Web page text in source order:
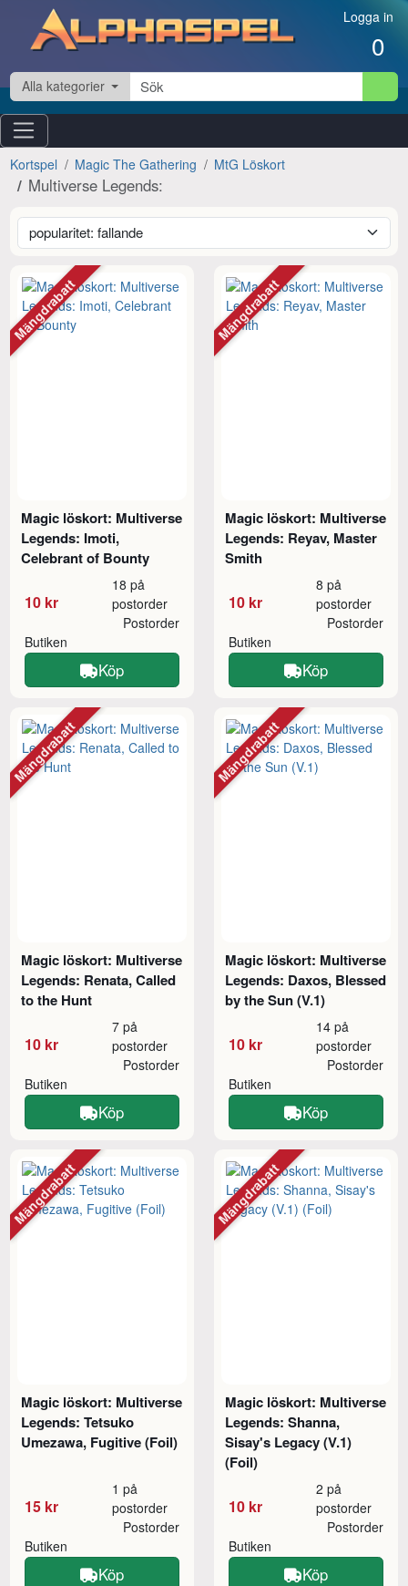
Hoppa till innehåll Logga in
0
Alla kategorier
Kortspel Magic The Gathering MtG Löskort
Multiverse Legends:
Magic löskort: Multiverse
Legends: Imoti,
Celebrant of Bounty
10 kr
18 på
postorder
Butiken
Postorder
Köp
Mängdrabatt
Magic löskort: Multiverse
Legends: Reyav, Master
Smith
10 kr
8 på
postorder
Butiken
Postorder
Köp
Mängdrabatt
Magic löskort: Multiverse
Legends: Renata, Called
to the Hunt
10 kr
7 på
postorder
Butiken
Postorder
Köp
Mängdrabatt
Magic löskort: Multiverse
Legends: Daxos, Blessed
by the Sun (V.1)
10 kr
14 på
postorder
Butiken
Postorder
Köp
Mängdrabatt
Magic löskort: Multiverse
Legends: Tetsuko
Umezawa, Fugitive (Foil)
15 kr
1 på
postorder
Butiken
Postorder
Köp
Mängdrabatt
Magic löskort: Multiverse
Legends: Shanna,
Sisay's Legacy (V.1)
(Foil)
10 kr
2 på
postorder
Butiken
Postorder
Köp
Mängdrabatt